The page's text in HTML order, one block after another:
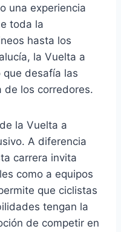
una experiencia
toda la
hasta los
la Vuelta a
que desafía las
de los corredores.
la Vuelta a
A diferencia
carrera invita
como a equipos
que ciclistas
tengan la
de competir en